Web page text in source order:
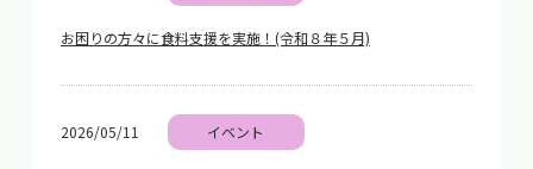
お困りの方々に食料支援を実施！(令和８年５月)
2026/05/11 イベント